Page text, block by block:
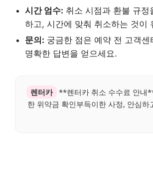
시간 엄수: 취소 시점과 환불 규정
하고, 시간에 맞춰 취소하는 것이
문의: 궁금한 점은 예약 전 고객센
명확한 답변을 얻으세요.
렌터카 **렌터카 취소 수수료 안내
한 위약금 확인부득이한 사정, 안심하